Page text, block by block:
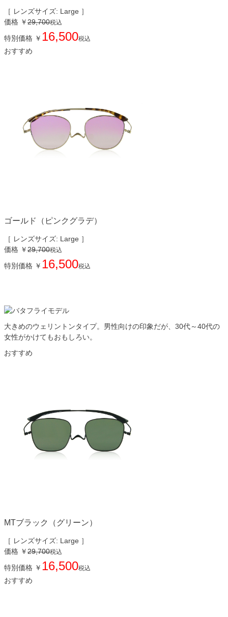
［ レンズサイズ: Large ］
価格 ￥29,700税込
特別価格 ￥ 16,500税込
おすすめ
ゴールド（ピンクグラデ）
［ レンズサイズ: Large ］
価格 ￥29,700税込
特別価格 ￥ 16,500税込
大きめのウェリントンタイプ。男性向けの印象だが、30代～40代の
女性がかけてもおもしろい。
おすすめ
MTブラック（グリーン）
［ レンズサイズ: Large ］
価格 ￥29,700税込
特別価格 ￥ 16,500税込
おすすめ